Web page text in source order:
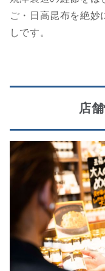
ご・日高昆布を絶妙
しです。
店